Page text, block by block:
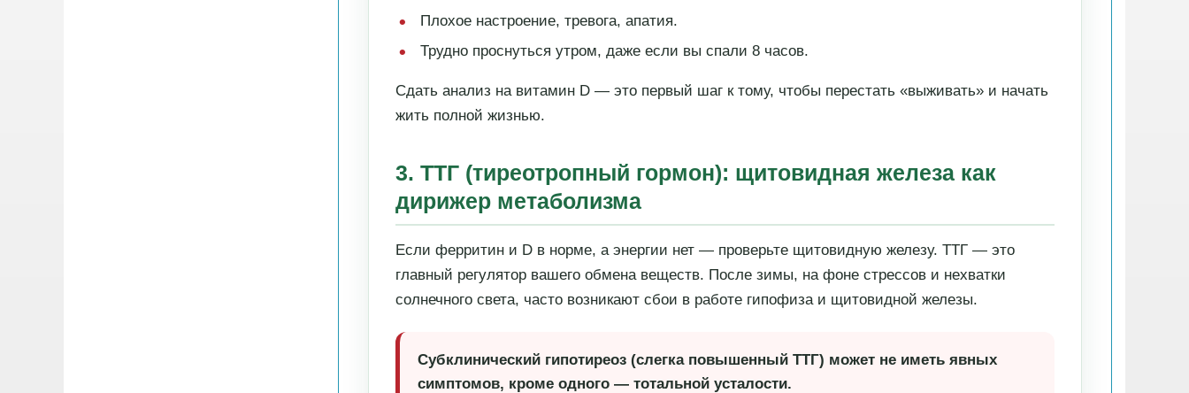
Плохое настроение, тревога, апатия.
Трудно проснуться утром, даже если вы спали 8 часов.
Сдать анализ на витамин D — это первый шаг к тому, чтобы перестать «выживать» и начать
жить полной жизнью.
3. ТТГ (тиреотропный гормон): щитовидная железа как
дирижер метаболизма
Если ферритин и D в норме, а энергии нет — проверьте щитовидную железу. ТТГ — это
главный регулятор вашего обмена веществ. После зимы, на фоне стрессов и нехватки
солнечного света, часто возникают сбои в работе гипофиза и щитовидной железы.
Субклинический гипотиреоз (слегка повышенный ТТГ) может не иметь явных
симптомов, кроме одного — тотальной усталости.